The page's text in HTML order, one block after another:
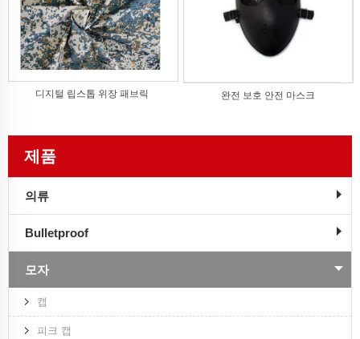
디지털 립스톱 위장 패브릭 완전 보호 안전 마스크
제품
의류
Bulletproof
모자
캡
피크 캡